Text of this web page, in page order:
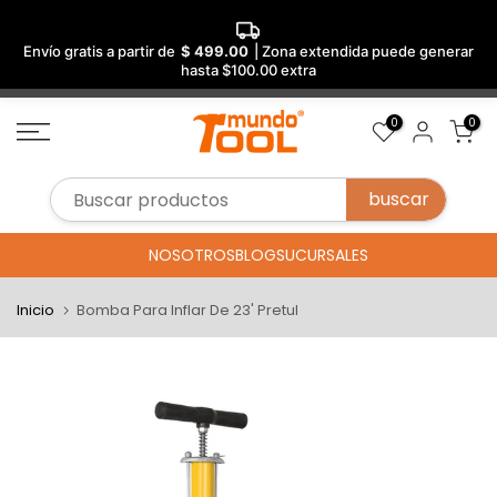
Envío gratis a partir de $ 499.00
| Zona extendida puede generar
hasta $100.00 extra
Saltar
al
0 0
NOSOTROSBLOGSUCURSALES
Inicio Bomba Para Inflar De 23' Pretul